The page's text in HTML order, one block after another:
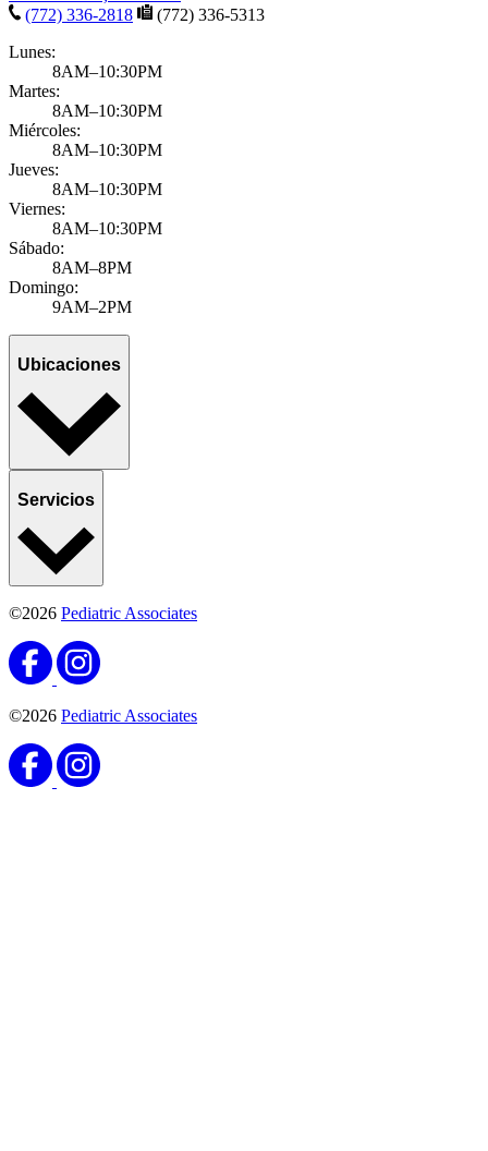
(772) 336-2818
(772) 336-5313
Lunes:
8AM–10:30PM
Martes:
8AM–10:30PM
Miércoles:
8AM–10:30PM
Jueves:
8AM–10:30PM
Viernes:
8AM–10:30PM
Sábado:
8AM–8PM
Domingo:
9AM–2PM
Ubicaciones
Servicios
©2026 Pediatric Associates
©2026 Pediatric Associates